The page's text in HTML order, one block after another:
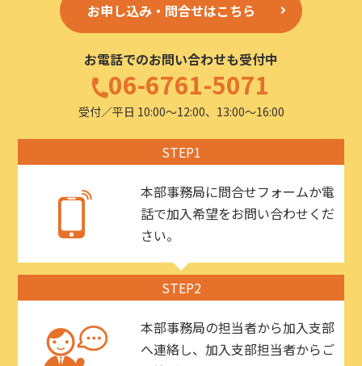
お申し込み・問合せはこちら
お電話でのお問い合わせも受付中
06-6761-5071
受付／平日 10:00〜12:00、13:00〜16:00
STEP1
本部事務局に問合せフォームか電
話で加入希望をお問い合わせくだ
さい。
STEP2
本部事務局の担当者から加入支部
へ連絡し、加入支部担当者からご